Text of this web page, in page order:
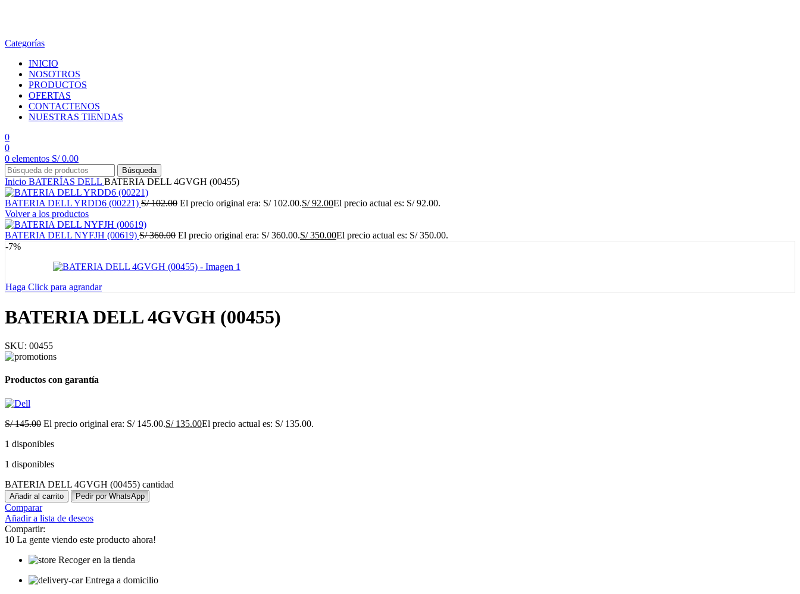
Categorías
INICIO
NOSOTROS
PRODUCTOS
OFERTAS
CONTACTENOS
NUESTRAS TIENDAS
0
0
0 elementos S/0.00
Búsqueda
Inicio BATERÍAS DELL BATERIA DELL 4GVGH (00455)
BATERIA DELL YRDD6 (00221) S/102.00 El precio original era: S/ 102.00.S/92.00El precio actual es: S/ 92.00.
Volver a los productos
BATERIA DELL NYFJH (00619) S/360.00 El precio original era: S/ 360.00.S/350.00El precio actual es: S/ 350.00.
-7%
Haga Click para agrandar
BATERIA DELL 4GVGH (00455)
SKU: 00455
Productos con garantía
S/145.00 El precio original era: S/ 145.00.S/135.00El precio actual es: S/ 135.00.
1 disponibles
1 disponibles
BATERIA DELL 4GVGH (00455) cantidad
Añadir al carrito Pedir por WhatsApp
Comparar
Añadir a lista de deseos
Compartir:
10 La gente viendo este producto ahora!
Recoger en la tienda
Entrega a domicilio